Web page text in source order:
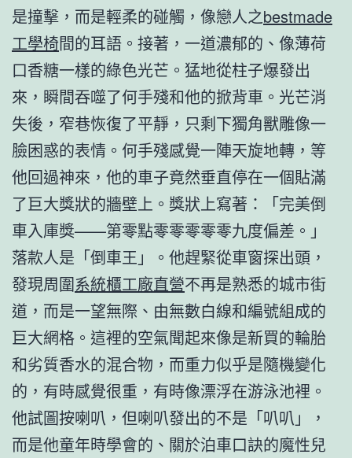
是撞擊，而是輕柔的碰觸，像戀人之bestmade
工學椅間的耳語。接著，一道濃郁的、像薄荷
口香糖一樣的綠色光芒。猛地從柱子爆發出
來，瞬間吞噬了何手殘和他的掀背車。光芒消
失後，窄巷恢復了平靜，只剩下獨角獸雕像一
臉困惑的表情。何手殘感覺一陣天旋地轉，等
他回過神來，他的車子竟然垂直停在一個貼滿
了巨大獎狀的牆壁上。獎狀上寫著：「完美倒
車入庫獎——第零點零零零零零九度偏差。」
落款人是「倒車王」。他趕緊從車窗探出頭，
發現周圍系統櫃工廠直營不再是熟悉的城市街
道，而是一望無際、由無數白線和編號組成的
巨大網格。這裡的空氣聞起來像是新買的輪胎
和劣質香水的混合物，而重力似乎是隨機變化
的，有時感覺很重，有時像漂浮在游泳池裡。
他試圖按喇叭，但喇叭發出的不是「叭叭」，
而是他童年時學會的、關於泊車口訣的魔性兒